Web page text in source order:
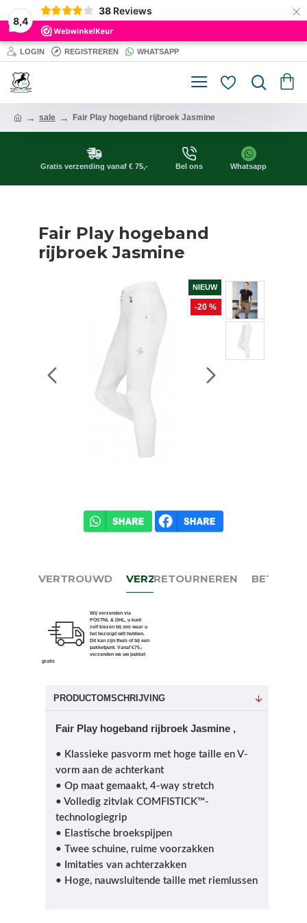
8,4
38 Reviews ×
LOGIN REGISTREREN WHATSAPP
sale Fair Play hogeband rijbroek Jasmine
Gratis verzending vanaf € 75,- Bel ons Whatsapp
Fair Play hogeband
rijbroek Jasmine
NIEUW
-20 %
VERTROUWD VERZENDEN
Wij verzenden via
POSTNL & DHL, u kunt
zelf kiezen bij ons waar u
het bezorgd wilt hebben.
Dit kan zijn thuis of bij een
pakketpunt. Vanaf €75,-
verzenden we uw pakket
gratis
RETOURNEREN BETALEN
PRODUCTOMSCHRIJVING
Fair Play hogeband rijbroek Jasmine ,
• Klassieke pasvorm met hoge taille en V-
vorm aan de achterkant
• Op maat gemaakt, 4-way stretch
• Volledig zitvlak COMFISTICK™-
technologiegrip
• Elastische broekspijpen
• Twee schuine, ruime voorzakken
• Imitaties van achterzakken
• Hoge, nauwsluitende taille met riemlussen